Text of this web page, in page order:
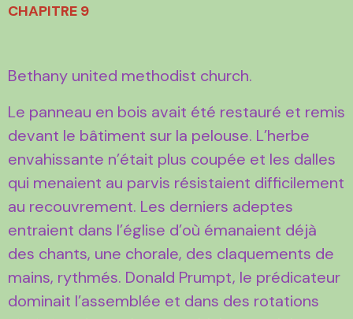
CHAPITRE 9
Bethany united methodist church.
Le panneau en bois avait été restauré et remis
devant le bâtiment sur la pelouse. L’herbe
envahissante n’était plus coupée et les dalles
qui menaient au parvis résistaient difficilement
au recouvrement. Les derniers adeptes
entraient dans l’église d’où émanaient déjà
des chants, une chorale, des claquements de
mains, rythmés. Donald Prumpt, le prédicateur
dominait l’assemblée et dans des rotations